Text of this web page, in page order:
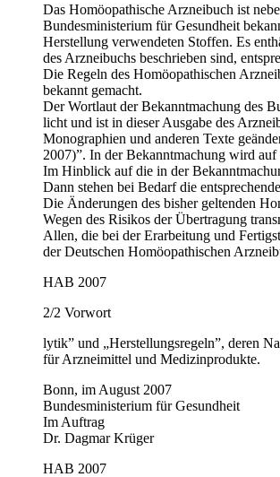
Das Homöopathische Arzneibuch ist
Bundesministerium für Gesundheit
Herstellung verwendeten Stoffen. Es
des Arzneibuchs beschrieben sind,
Die Regeln des Homöopathischen
bekannt gemacht.
Der Wortlaut der Bekanntmachung des
licht und ist in dieser Ausgabe des
Monographien und anderen Texte
2007)”. In der Bekanntmachung wird
Im Hinblick auf die in der
Dann stehen bei Bedarf die
Die Änderungen des bisher geltenden
Wegen des Risikos der Übertragung
Allen, die bei der Erarbeitung und
der Deutschen Homöopathischen
HAB 2007
2/2 Vorwort
lytik” und „Herstellungsregeln”, deren
für Arzneimittel und Medizinprodukte.
Bonn, im August 2007
Bundesministerium für Gesundheit
Im Auftrag
Dr. Dagmar Krüger
HAB 2007